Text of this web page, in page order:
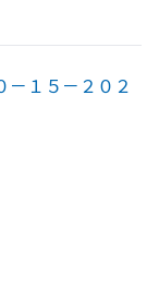
－１５－２０２